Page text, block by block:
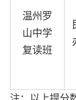
温州罗
山中学
复读班